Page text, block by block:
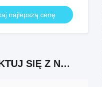
najlepszą cenę
SKONTAKTUJ SIĘ Z NAMI